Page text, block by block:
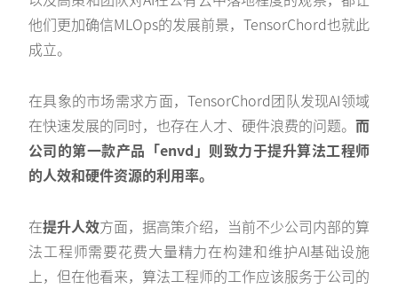
他们更加确信MLOps的发展前景，TensorChord也就此
成立。
在具象的市场需求方面，TensorChord团队发现AI领域
在快速发展的同时，也存在人才、硬件浪费的问题。 而
公司的第一款产品「envd」则致力于提升算法工程师
的人效和硬件资源的利用率。
在提升人效方面，据高策介绍，当前不少公司内部的算
法工程师需要花费大量精力在构建和维护AI基础设施
上，但在他看来，算法工程师的工作应该服务于公司的